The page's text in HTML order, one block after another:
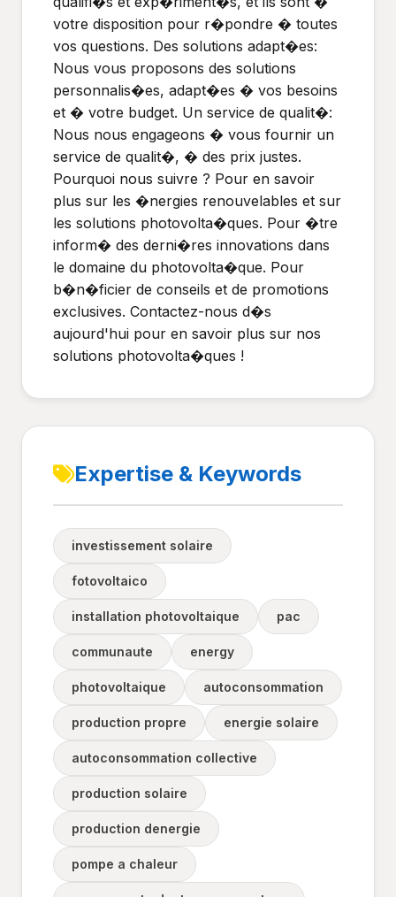
votre disposition pour r�pondre � toutes
vos questions. Des solutions adapt�es:
Nous vous proposons des solutions
personnalis�es, adapt�es � vos besoins
et � votre budget. Un service de qualit�:
Nous nous engageons � vous fournir un
service de qualit�, � des prix justes.
Pourquoi nous suivre ? Pour en savoir
plus sur les �nergies renouvelables et sur
les solutions photovolta�ques. Pour �tre
inform� des derni�res innovations dans
le domaine du photovolta�que. Pour
b�n�ficier de conseils et de promotions
exclusives. Contactez-nous d�s
aujourd'hui pour en savoir plus sur nos
solutions photovolta�ques !
Expertise & Keywords
investissement solaire
fotovoltaico
installation photovoltaique pac
communaute energy
photovoltaique autoconsommation
production propre energie solaire
autoconsommation collective
production solaire
production denergie
pompe a chaleur